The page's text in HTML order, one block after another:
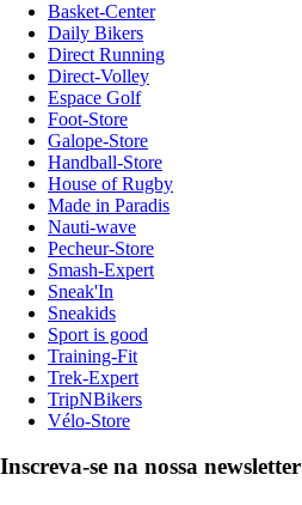
Basket-Center
Daily Bikers
Direct Running
Direct-Volley
Espace Golf
Foot-Store
Galope-Store
Handball-Store
House of Rugby
Made in Paradis
Nauti-wave
Pecheur-Store
Smash-Expert
Sneak'In
Sneakids
Sport is good
Training-Fit
Trek-Expert
TripNBikers
Vélo-Store
Inscreva-se na nossa newsletter